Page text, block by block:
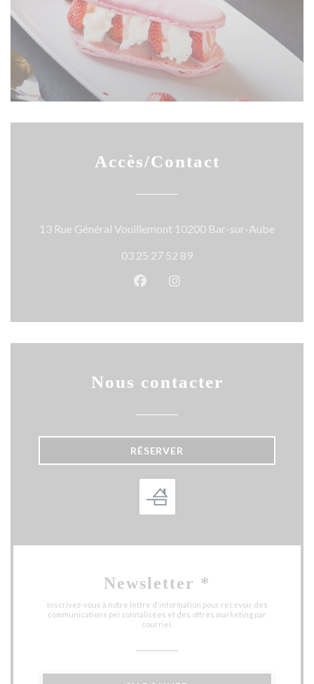
Accès/Contact
13 Rue Général Vouillemont 10200 Bar-sur-Aube
03 25 27 52 89
Facebook ((ouvre une
Instagram ((ouvre une
Nous contacter
RÉSERVER
Newsletter *
Inscrivez-vous à notre lettre d'information pour recevoir des
communications personnalisées et des offres marketing par
courriel.